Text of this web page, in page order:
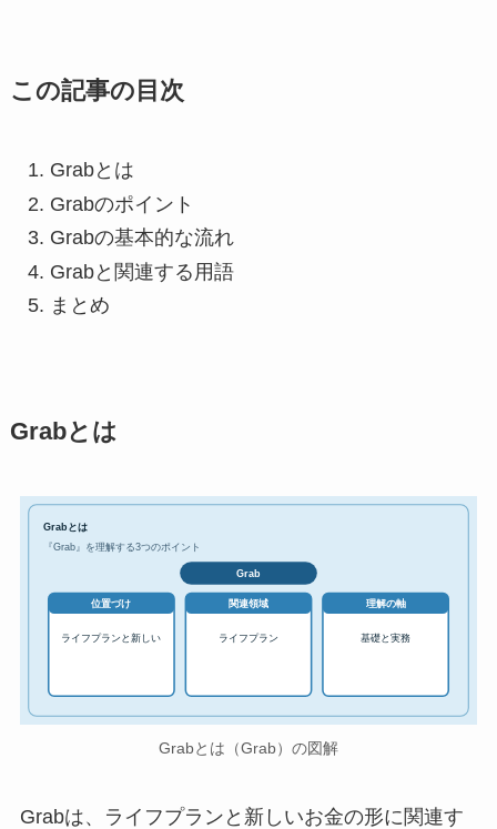
この記事の目次
Grabとは
Grabのポイント
Grabの基本的な流れ
Grabと関連する用語
まとめ
Grabとは
Grabとは
『Grab』を理解する3つのポイント
Grab
位置づけ
ライフプランと新しい
関連領域
ライフプラン
理解の軸
基礎と実務
Grabとは（Grab）の図解
Grabは、ライフプランと新しいお金の形に関連す